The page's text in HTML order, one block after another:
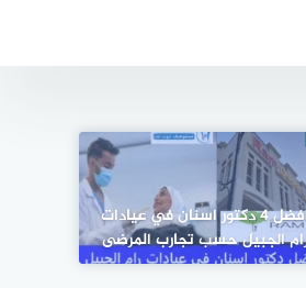
افضل 4 دكتور اسنان في عيادات
الجبيل حسب تجارب المرضى